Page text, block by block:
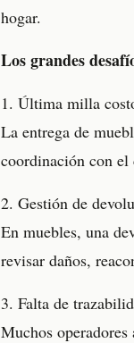
hogar.
Los grandes
1. Última milla
La entrega de
coordinación con el
2. Gestión de
En muebles, una
revisar daños,
3. Falta de
Muchos